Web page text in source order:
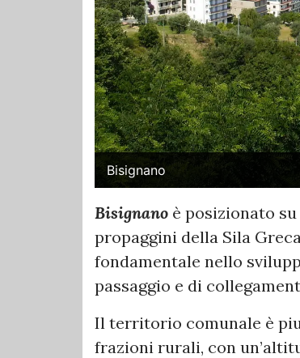
Bisignano
Bisignano è posizionato
propaggini della Sila
fondamentale nello
passaggio e di
Il territorio comunale è
frazioni rurali, con